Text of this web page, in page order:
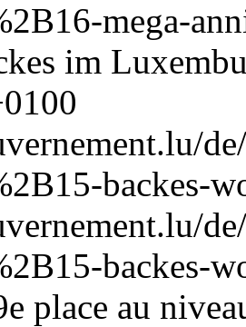
mega-
im
backes-
backes-
place au